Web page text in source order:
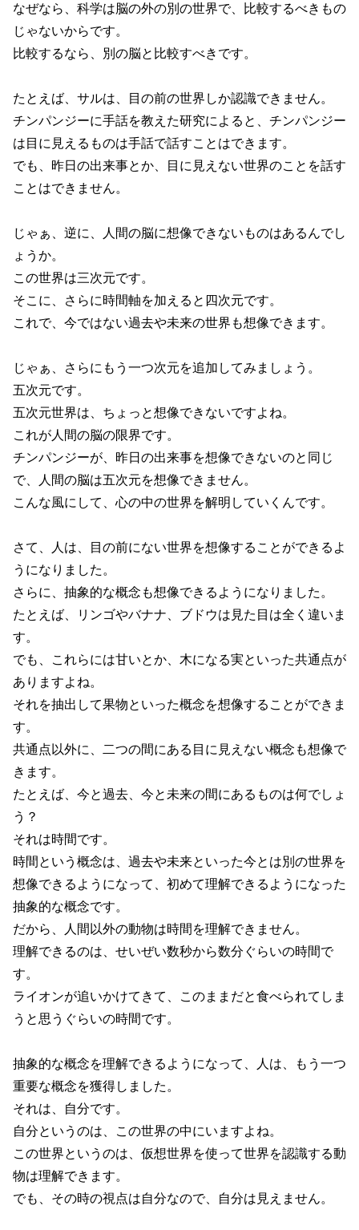
なぜなら、科学は脳の外の別の世界で、比較するべきもの
じゃないからです。
比較するなら、別の脳と比較すべきです。
たとえば、サルは、目の前の世界しか認識できません。
チンパンジーに手話を教えた研究によると、チンパンジー
は目に見えるものは手話で話すことはできます。
でも、昨日の出来事とか、目に見えない世界のことを話す
ことはできません。
じゃぁ、逆に、人間の脳に想像できないものはあるんでし
ょうか。
この世界は三次元です。
そこに、さらに時間軸を加えると四次元です。
これで、今ではない過去や未来の世界も想像できます。
じゃぁ、さらにもう一つ次元を追加してみましょう。
五次元です。
五次元世界は、ちょっと想像できないですよね。
これが人間の脳の限界です。
チンパンジーが、昨日の出来事を想像できないのと同じ
で、人間の脳は五次元を想像できません。
こんな風にして、心の中の世界を解明していくんです。
さて、人は、目の前にない世界を想像することができるよ
うになりました。
さらに、抽象的な概念も想像できるようになりました。
たとえば、リンゴやバナナ、ブドウは見た目は全く違いま
す。
でも、これらには甘いとか、木になる実といった共通点が
ありますよね。
それを抽出して果物といった概念を想像することができま
す。
共通点以外に、二つの間にある目に見えない概念も想像で
きます。
たとえば、今と過去、今と未来の間にあるものは何でしょ
う？
それは時間です。
時間という概念は、過去や未来といった今とは別の世界を
想像できるようになって、初めて理解できるようになった
抽象的な概念です。
だから、人間以外の動物は時間を理解できません。
理解できるのは、せいぜい数秒から数分ぐらいの時間で
す。
ライオンが追いかけてきて、このままだと食べられてしま
うと思うぐらいの時間です。
抽象的な概念を理解できるようになって、人は、もう一つ
重要な概念を獲得しました。
それは、自分です。
自分というのは、この世界の中にいますよね。
この世界というのは、仮想世界を使って世界を認識する動
物は理解できます。
でも、その時の視点は自分なので、自分は見えません。